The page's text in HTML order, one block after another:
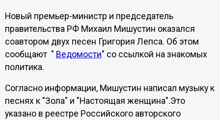
Новый премьер-министр и председатель
правительства РФ Михаил Мишустин оказался
соавтором двух песен Григория Лепса. Об этом
сообщают " Ведомости" со ссылкой на знакомых
политика.
Согласно информации, Мишустин написал музыку к
песнях к "Зола" и "Настоящая женщина".Это
указано в реестре Российского авторского